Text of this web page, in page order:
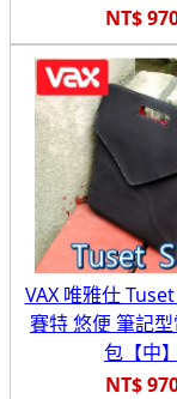
NT$
VAX 唯雅仕
賽特 悠便 筆記
包【中
NT$